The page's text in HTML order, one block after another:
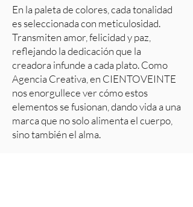
En la paleta de colores, cada tonalidad
es seleccionada con meticulosidad.
Transmiten amor, felicidad y paz,
reflejando la dedicación que la
creadora infunde a cada plato. Como
Agencia Creativa, en CIENTOVEINTE
nos enorgullece ver cómo estos
elementos se fusionan, dando vida a una
marca que no solo alimenta el cuerpo,
sino también el alma.